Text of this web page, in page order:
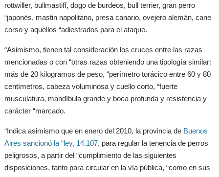
rottwiller, bullmastiff, dogo de burdeos, bull terrier, gran perro
“japonés, mastin napolitano, presa canario, ovejero alemán, cane
corso y aquellos “adiestrados para el ataque.
“Asimismo, tienen tal consideración los cruces entre las razas
mencionadas o con “otras razas obteniendo una tipología similar:
más de 20 kilogramos de peso, “perímetro torácico entre 60 y 80
centímetros, cabeza voluminosa y cuello corto, “fuerte
musculatura, mandíbula grande y boca profunda y resistencia y
carácter “marcado.
“Indica asimismo que en enero del 2010, la provincia de Buenos
Aires sancionó la “ley, 14.107, para regular la tenencia de perros
peligrosos, a partir del “cumplimiento de las siguientes
disposiciones, tanto para circular en la vía pública, “como en sus